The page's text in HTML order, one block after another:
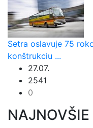
Setra oslavuje 75
konštrukciu ...
27.07.
2541
0